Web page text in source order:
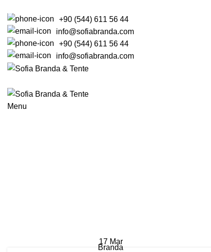
+90 (544) 611 56 44
info@sofiabranda.com
+90 (544) 611 56 44
info@sofiabranda.com
Menu
17 Mar
Branda